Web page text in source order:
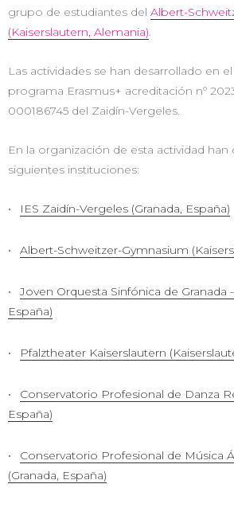
grupo de estudiantes del Albert-
(Kaiserslautern, Alemania)
Las actividades se han desarrollado en
programa Erasmus+ acreditación nº
000186745 del Zaidín-Vergeles.
En la organización de esta actividad han
siguientes instituciones:
IES Zaidín-Vergeles (Granada, España)
Albert-Schweitzer-Gymnasium
Joven Orquesta Sinfónica de Granada –
España)
Pfalztheater Kaiserslautern
Conservatorio Profesional de Danza
España)
Conservatorio Profesional de Música
(Granada, España)